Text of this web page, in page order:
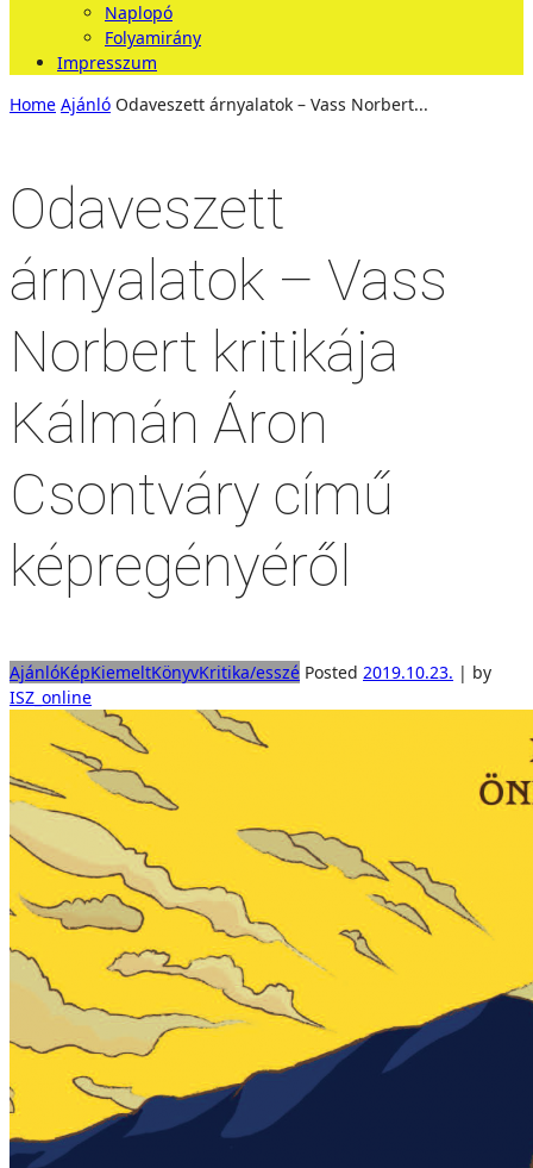
Naplopó
Folyamirány
Impresszum
Home Ajánló Odaveszett árnyalatok – Vass Norbert...
Odaveszett
árnyalatok – Vass
Norbert kritikája
Kálmán Áron
Csontváry című
képregényéről
AjánlóKépKiemeltKönyvKritika/esszé Posted 2019.10.23. | by
ISZ_online